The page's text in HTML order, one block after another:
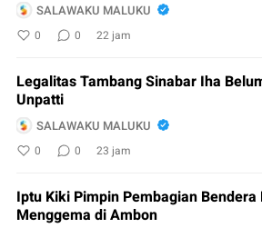
SALAWAKU MALUKU
0 0 22 jam
Legalitas Tambang Sinabar Iha
Unpatti
SALAWAKU MALUKU
0 0 23 jam
Iptu Kiki Pimpin Pembagian
Menggema di Ambon